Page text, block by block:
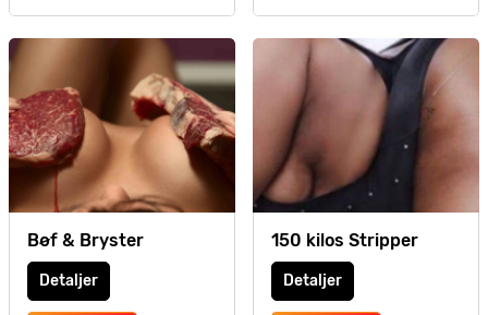
Bøf & Bryster
Detaljer
150 kilos Stripper
Detaljer